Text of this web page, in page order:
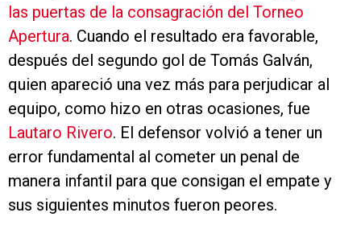
las puertas de la consagración del Torneo
Apertura. Cuando el resultado era favorable,
después del segundo gol de Tomás Galván,
quien apareció una vez más para perjudicar al
equipo, como hizo en otras ocasiones, fue
Lautaro Rivero. El defensor volvió a tener un
error fundamental al cometer un penal de
manera infantil para que consigan el empate y
sus siguientes minutos fueron peores.